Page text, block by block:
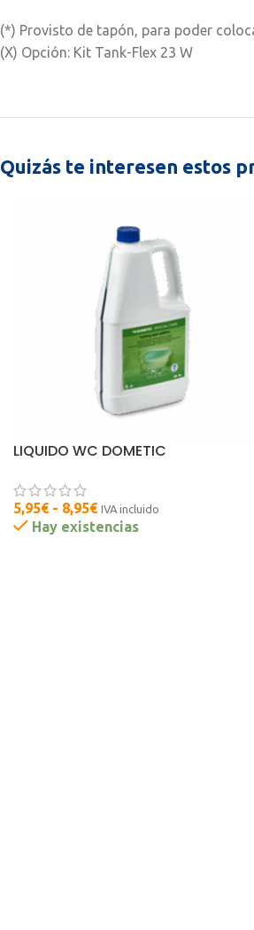
(*) Provisto de tapón, para poder
(X) Opción: Kit Tank-Flex 23 W
Quizás te interesen estos
LIQUIDO WC DOMETIC
5,95€ - 8,95€ IVA incluido
Hay existencias